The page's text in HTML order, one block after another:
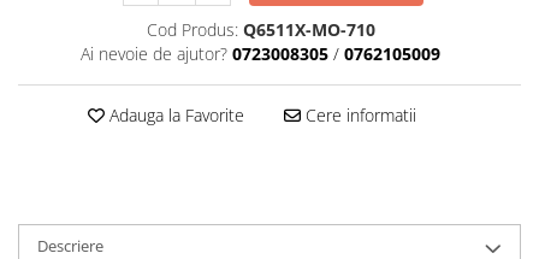
Cod Produs: Q6511X-MO-710
Ai nevoie de ajutor? 0723008305 / 0762105009
Adauga la Favorite Cere informatii
Descriere